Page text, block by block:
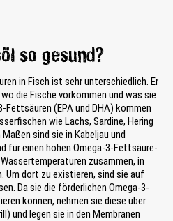
so gesund?
in Fisch ist sehr unterschiedlich. Er
die Fische vorkommen und was sie
(EPA und DHA) kommen
wie Lachs, Sardine, Hering
sind sie in Kabeljau und
für einen hohen Omega-3-Fettsäure-
zusammen, in
Um dort zu existieren, sind sie auf
Da sie die förderlichen Omega-3-
können, nehmen sie diese über
und legen sie in den Membranen